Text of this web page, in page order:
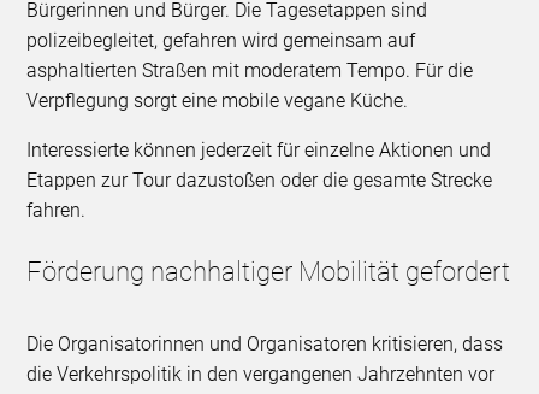
Bürgerinnen und Bürger. Die Tagesetappen sind
polizeibegleitet, gefahren wird gemeinsam auf
asphaltierten Straßen mit moderatem Tempo. Für die
Verpflegung sorgt eine mobile vegane Küche.
Interessierte können jederzeit für einzelne Aktionen und
Etappen zur Tour dazustoßen oder die gesamte Strecke
fahren.
Förderung nachhaltiger Mobilität gefordert
Die Organisatorinnen und Organisatoren kritisieren, dass
die Verkehrspolitik in den vergangenen Jahrzehnten vor